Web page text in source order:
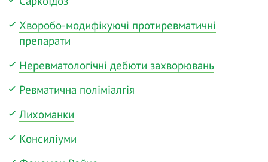
Хворобо-модифікуючі протиревматичні
препарати
Неревматологічні дебюти захворювань
Ревматична поліміалгія
Лихоманки
Консиліуми